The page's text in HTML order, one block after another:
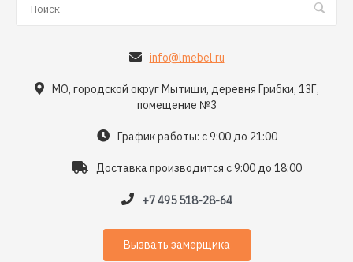
info@lmebel.ru
МО, городской округ Мытищи, деревня Грибки, 13Г,
помещение №3
График работы: с 9:00 до 21:00
Доставка производится с 9:00 до 18:00
+7 495 518-28-64
Вызвать замерщика